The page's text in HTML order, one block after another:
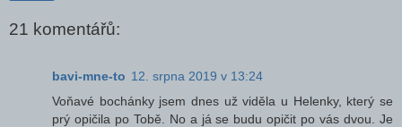
21 komentářů:
bavi-mne-to 12. srpna 2019 v 13:24
Voňavé bochánky jsem dnes už viděla u Helenky, který se
prý opičila po Tobě. No a já se budu opičit po vás dvou. Je